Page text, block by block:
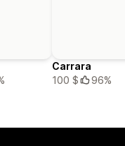
Carrara
100 $
96%